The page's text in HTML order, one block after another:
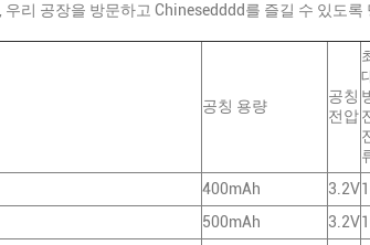
리 공장을 방문하고 Chinesedddd를 즐길 수 있도록
공칭 용량
공칭
전압
400mAh 3.2V
500mAh 3.2V